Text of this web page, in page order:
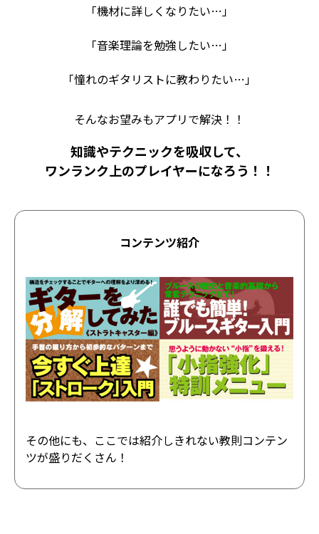
「機材に詳しくなりたい…」
「音楽理論を勉強したい…」
「憧れのギタリストに教わりたい…」
そんなお望みもアプリで解決！！
知識やテクニックを吸収して、
ワンランク上のプレイヤーになろう！！
コンテンツ紹介
その他にも、ここでは紹介しきれない教則コンテン
ツが盛りだくさん！